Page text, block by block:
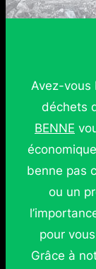
Avez-vous
déchets
BENNE
benne pas
ou un
pour
Grâce à